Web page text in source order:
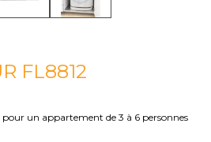
FL8812
un appartement de 3 à 6 personnes